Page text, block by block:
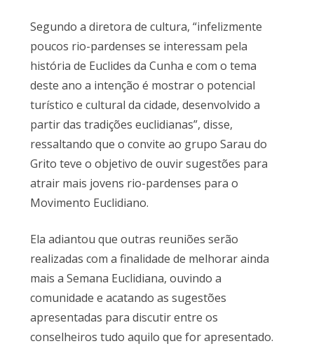
Segundo a diretora de cultura, “infelizmente
poucos rio-pardenses se interessam pela
história de Euclides da Cunha e com o tema
deste ano a intenção é mostrar o potencial
turístico e cultural da cidade, desenvolvido a
partir das tradições euclidianas”, disse,
ressaltando que o convite ao grupo Sarau do
Grito teve o objetivo de ouvir sugestões para
atrair mais jovens rio-pardenses para o
Movimento Euclidiano.
Ela adiantou que outras reuniões serão
realizadas com a finalidade de melhorar ainda
mais a Semana Euclidiana, ouvindo a
comunidade e acatando as sugestões
apresentadas para discutir entre os
conselheiros tudo aquilo que for apresentado.